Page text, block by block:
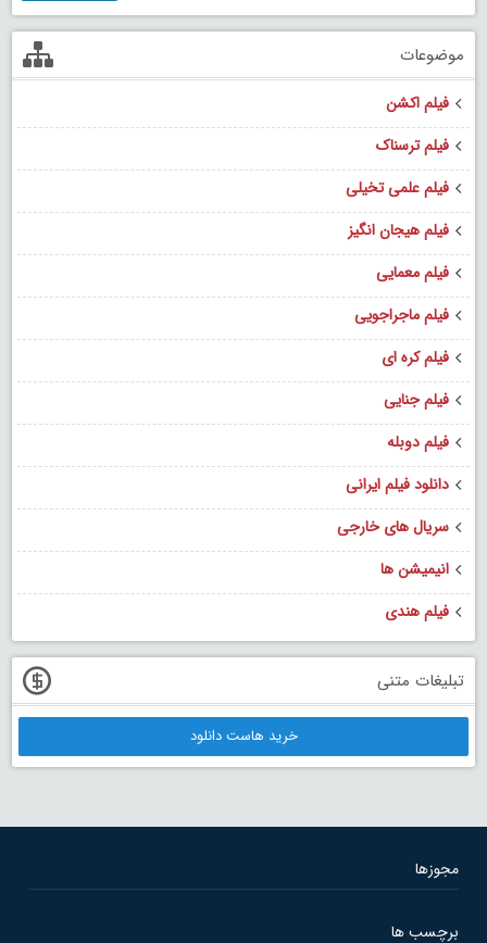
موضوعات
فیلم اکشن
فیلم ترسناک
فیلم علمی تخیلی
فیلم هیجان انگیز
فیلم معمایی
فیلم ماجراجویی
فیلم کره ای
فیلم جنایی
فیلم دوبله
دانلود فیلم ایرانی
سریال های خارجی
انیمیشن ها
فیلم هندی
تبلیغات متنی
خرید هاست دانلود
مجوزها
برچسب ها